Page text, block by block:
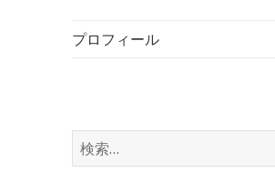
プロフィール
検
索: